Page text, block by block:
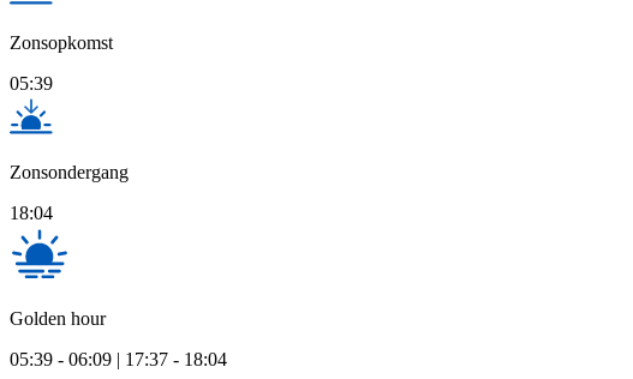
Zonsopkomst
05:39
Zonsondergang
18:04
Golden hour
05:39 - 06:09 | 17:37 - 18:04